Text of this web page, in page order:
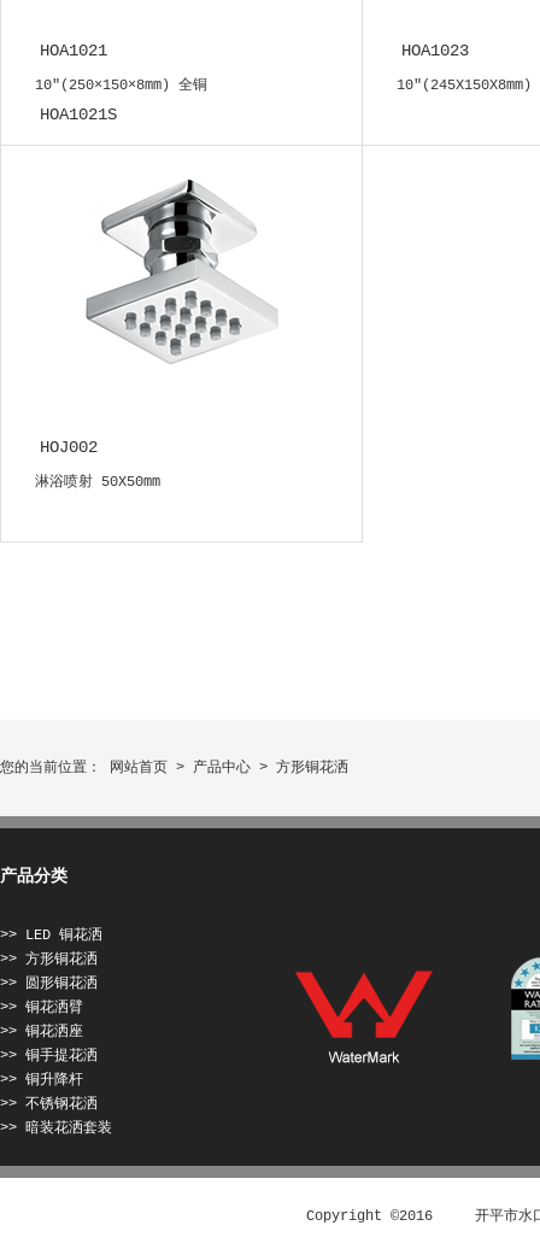
HOA1021
10"(250×150×8mm) 全铜
HOA1021S
HOA1023
10"(245X150X8mm)
HOJ002
淋浴喷射 50X50mm
您的当前位置： 网站首页 > 产品中心 > 方形铜花洒
产品分类
>> LED 铜花洒
>> 方形铜花洒
>> 圆形铜花洒
>> 铜花洒臂
>> 铜花洒座
>> 铜手提花洒
>> 铜升降杆
>> 不锈钢花洒
>> 暗装花洒套装
Copyright ©2016 开平市水口